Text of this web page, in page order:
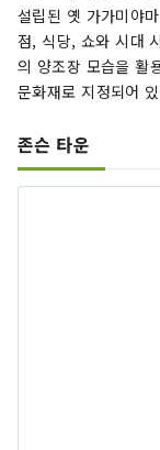
설립된 옛 가가미야
점, 식당, 쇼와 시대
의 양조장 모습을 활
문화재로 지정되어
존슨 타운